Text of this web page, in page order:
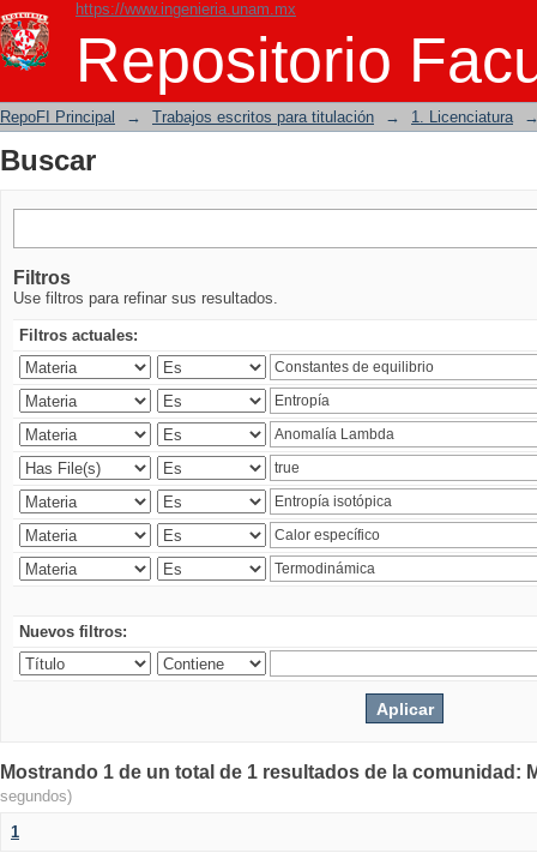
https://www.ingenieria.unam.mx
Repositorio
Buscar
RepoFI Principal → Trabajos escritos para titulación → 1. Licenciatura
Buscar
Filtros
Use filtros para refinar sus resultados.
Filtros actuales:
Nuevos filtros:
Mostrando 1 de un total de 1 resultados de la comunidad:
segundos)
1